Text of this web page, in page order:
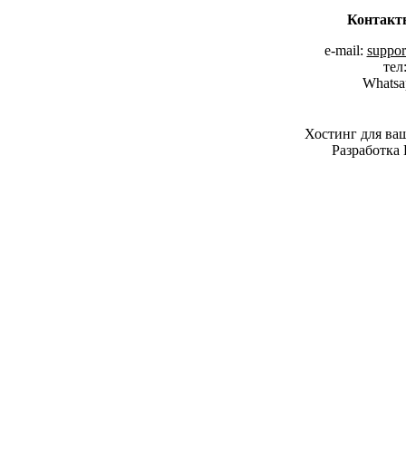
e-mail:
Хостинг для